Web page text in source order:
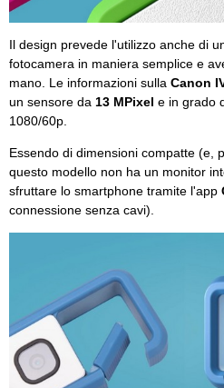
Il design prevede l'utilizzo anche di
fotocamera in maniera semplice e
mano. Le informazioni sulla Canon
un sensore da 13 MPixel e in grado
1080/60p.
Essendo di dimensioni compatte (e,
questo modello non ha un monitor
sfruttare lo smartphone tramite l'app
connessione senza cavi).